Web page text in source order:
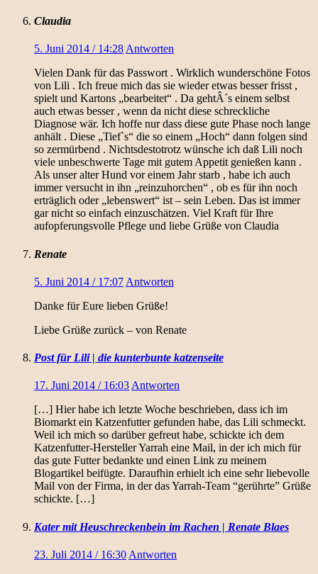
Claudia
5. Juni 2014 / 14:28Antworten
Vielen Dank für das Passwort . Wirklich wunderschöne Fotos
von Lili . Ich freue mich das sie wieder etwas besser frisst ,
spielt und Kartons „bearbeitet“ . Da gehtÂ´s einem selbst
auch etwas besser , wenn da nicht diese schreckliche
Diagnose wär. Ich hoffe nur dass diese gute Phase noch lange
anhält . Diese „Tief`s“ die so einem „Hoch“ dann folgen sind
so zermürbend . Nichtsdestotrotz wünsche ich daß Lili noch
viele unbeschwerte Tage mit gutem Appetit genießen kann .
Als unser alter Hund vor einem Jahr starb , habe ich auch
immer versucht in ihn „reinzuhorchen“ , ob es für ihn noch
erträglich oder „lebenswert“ ist – sein Leben. Das ist immer
gar nicht so einfach einzuschätzen. Viel Kraft für Ihre
aufopferungsvolle Pflege und liebe Grüße von Claudia
Renate
5. Juni 2014 / 17:07 Antworten
Danke für Eure lieben Grüße!
Liebe Grüße zurück – von Renate
Post für Lili | die kunterbunte katzenseite
17. Juni 2014 / 16:03Antworten
[…] Hier habe ich letzte Woche beschrieben, dass ich im
Biomarkt ein Katzenfutter gefunden habe, das Lili schmeckt.
Weil ich mich so darüber gefreut habe, schickte ich dem
Katzenfutter-Hersteller Yarrah eine Mail, in der ich mich für
das gute Futter bedankte und einen Link zu meinem
Blogartikel beifügte. Daraufhin erhielt ich eine sehr liebevolle
Mail von der Firma, in der das Yarrah-Team “gerührte” Grüße
schickte. […]
Kater mit Heuschreckenbein im Rachen | Renate Blaes
23. Juli 2014 / 16:30 Antworten